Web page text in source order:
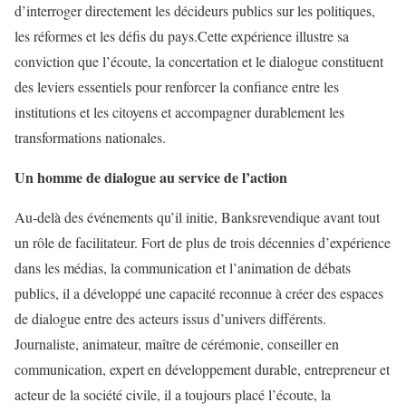
d’interroger directement les décideurs publics sur les politiques,
les réformes et les défis du pays.Cette expérience illustre sa
conviction que l’écoute, la concertation et le dialogue constituent
des leviers essentiels pour renforcer la confiance entre les
institutions et les citoyens et accompagner durablement les
transformations nationales.
Un homme de dialogue au service de l’action
Au-delà des événements qu’il initie, Banksrevendique avant tout
un rôle de facilitateur. Fort de plus de trois décennies d’expérience
dans les médias, la communication et l’animation de débats
publics, il a développé une capacité reconnue à créer des espaces
de dialogue entre des acteurs issus d’univers différents.
Journaliste, animateur, maître de cérémonie, conseilleren
communication, expert en développement durable, entrepreneur et
acteur de la société civile, il a toujours placé l’écoute, la